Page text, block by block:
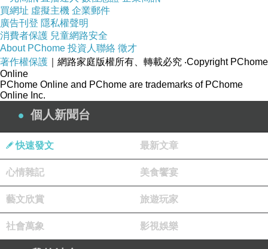
謝謝你送來這麼溫柔的文字，這絕對是今天最美麗
的風景。
就像你說的，那些曾一起真誠歡笑的日子，至今想
起來心裡依然有一塊地方是愉悅而幸運的。
謝謝你隔著剛好的距離送來的念想，新的一歲，我
會努力收穫美好。
買網址 虛擬主機 企業郵件
廣告刊登 隱私權聲明
消費者保護 兒童網路安全
About PChome 投資人聯絡 徵才
著作權保護 ｜網路家庭版權所有、轉載必究 ‧Copyright PChome
Online
PChome Online and PChome are trademarks of PChome
Online Inc.
個人新聞台
快速發文 最新文章
心情雜記 美食饗宴
藝文欣賞 旅遊玩家
社會萬象 影視娛樂